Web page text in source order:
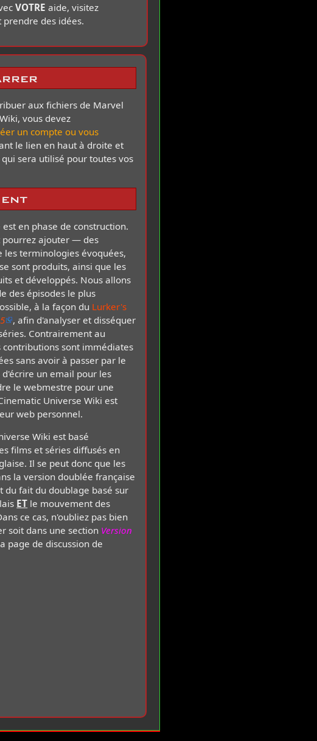
VOTRE aide, visitez
des idées.
aux fichiers de Marvel
vous devez
un compte ou vous
le lien en haut à droite et
sera utilisé pour toutes vos
en phase de construction.
ajouter — des
les terminologies évoquées,
sont produits, ainsi que les
et développés. Nous allons
des épisodes le plus
à la façon du Lurker's
, afin d'analyser et disséquer
Contrairement au
contributions sont immédiates
sans avoir à passer par le
un email pour les
le webmestre pour une
Universe Wiki est
web personnel.
Wiki est basé
films et séries diffusés en
Il se peut donc que les
la version doublée française
fait du doublage basé sur
ET le mouvement des
ce cas, n'oubliez pas bien
soit dans une section Version
page de discussion de